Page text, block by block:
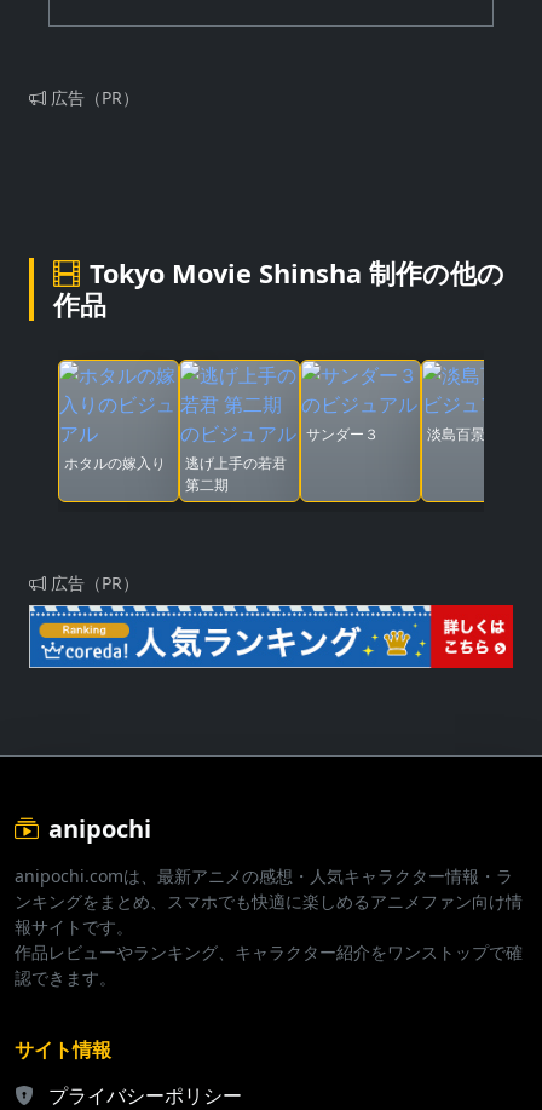
広告（PR）
Tokyo Movie Shinsha 制作の他の
作品
ホタルの嫁入り
逃げ上手の若君
第二期
サンダー３ 淡島百景
広告（PR）
anipochi
anipochi.comは、最新アニメの感想・人気キャラクター情報・ラ
ンキングをまとめ、スマホでも快適に楽しめるアニメファン向け情
報サイトです。
作品レビューやランキング、キャラクター紹介をワンストップで確
認できます。
サイト情報
プライバシーポリシー